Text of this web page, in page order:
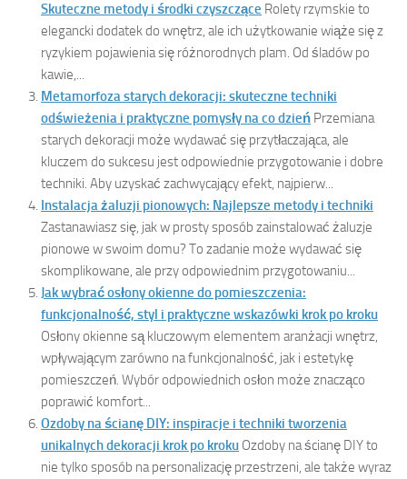
Skuteczne metody i środki czyszczące Rolety rzymskie to
elegancki dodatek do wnętrz, ale ich użytkowanie wiąże się z
ryzykiem pojawienia się różnorodnych plam. Od śladów po
kawie,...
Metamorfoza starych dekoracji: skuteczne techniki
odświeżenia i praktyczne pomysły na co dzień Przemiana
starych dekoracji może wydawać się przytłaczająca, ale
kluczem do sukcesu jest odpowiednie przygotowanie i dobre
techniki. Aby uzyskać zachwycający efekt, najpierw...
Instalacja żaluzji pionowych: Najlepsze metody i techniki
Zastanawiasz się, jak w prosty sposób zainstalować żaluzje
pionowe w swoim domu? To zadanie może wydawać się
skomplikowane, ale przy odpowiednim przygotowaniu...
Jak wybrać osłony okienne do pomieszczenia:
funkcjonalność, styl i praktyczne wskazówki krok po kroku
Osłony okienne są kluczowym elementem aranżacji wnętrz,
wpływającym zarówno na funkcjonalność, jak i estetykę
pomieszczeń. Wybór odpowiednich osłon może znacząco
poprawić komfort...
Ozdoby na ścianę DIY: inspiracje i techniki tworzenia
unikalnych dekoracji krok po kroku Ozdoby na ścianę DIY to
nie tylko sposób na personalizację przestrzeni, ale także wyraz